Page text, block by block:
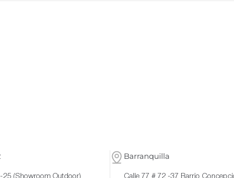
25 (Showroom Outdoor)
Barranquilla
Calle 77 # 72 -37 Barrio